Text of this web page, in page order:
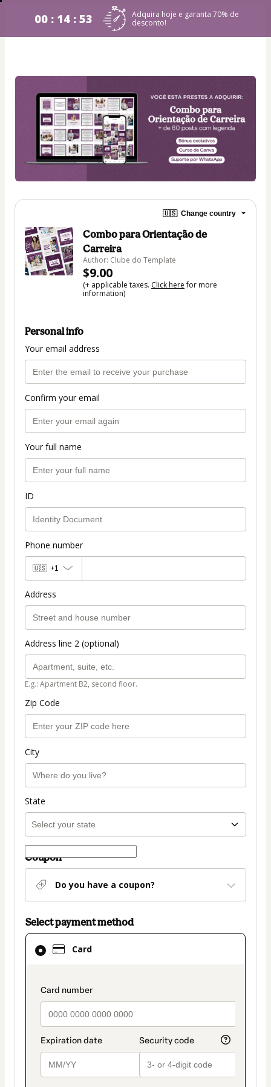
00 : 14 : 53
Adquira hoje e garanta 70% de
desconto!​
🇺🇸 Change country
Combo para Orientação de
Carreira
Author: Clube do Template
$9.00
(+ applicable taxes. Click herefor more
information)
Personal info
Your email address
Confirm your email
Your full name
ID
Phone number
🇺🇸 +1
Address
Address line 2 (optional)
E.g.: Apartment B2, second floor.
Zip Code
City
State
Coupon
Do you have a coupon?
Select payment method
Card
payment_data.section_title_v2
Card
selected
method